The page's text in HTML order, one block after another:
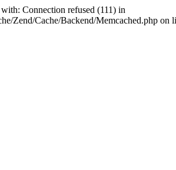
Connection refused (111) in
Zend/Cache/Backend/Memcached.php on